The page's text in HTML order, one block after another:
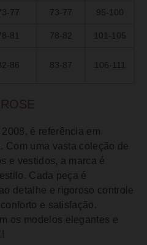
77 73-77 95-100
81 78-82 101-105
86 83-87 106-111
2008, é referência em
Com uma vasta coleção de
e vestidos, a marca é
Cada peça é
detalhe e rigoroso controle
e satisfação.
os modelos elegantes e